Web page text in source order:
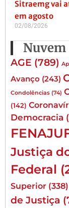
Sitraemg vai
em agosto
02/08/2026
Nuvem
AGE (789)
Avanço (243)
Condolências (74)
(142)
Democracia
Justiça
Federal
Superior (338)
de Justiça